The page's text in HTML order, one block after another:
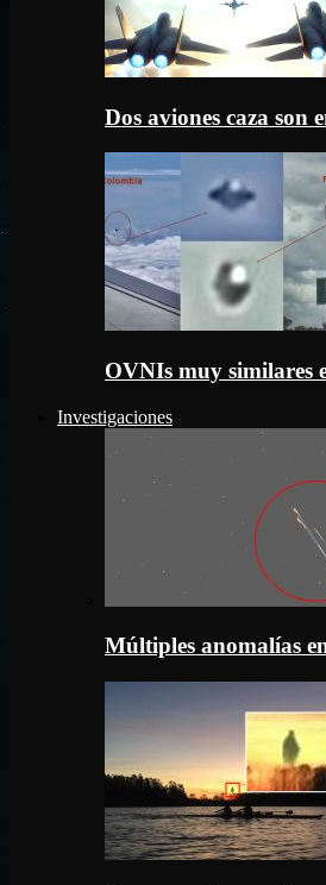
Dos aviones caza
OVNIs muy similares
Investigaciones
Múltiples anomalías